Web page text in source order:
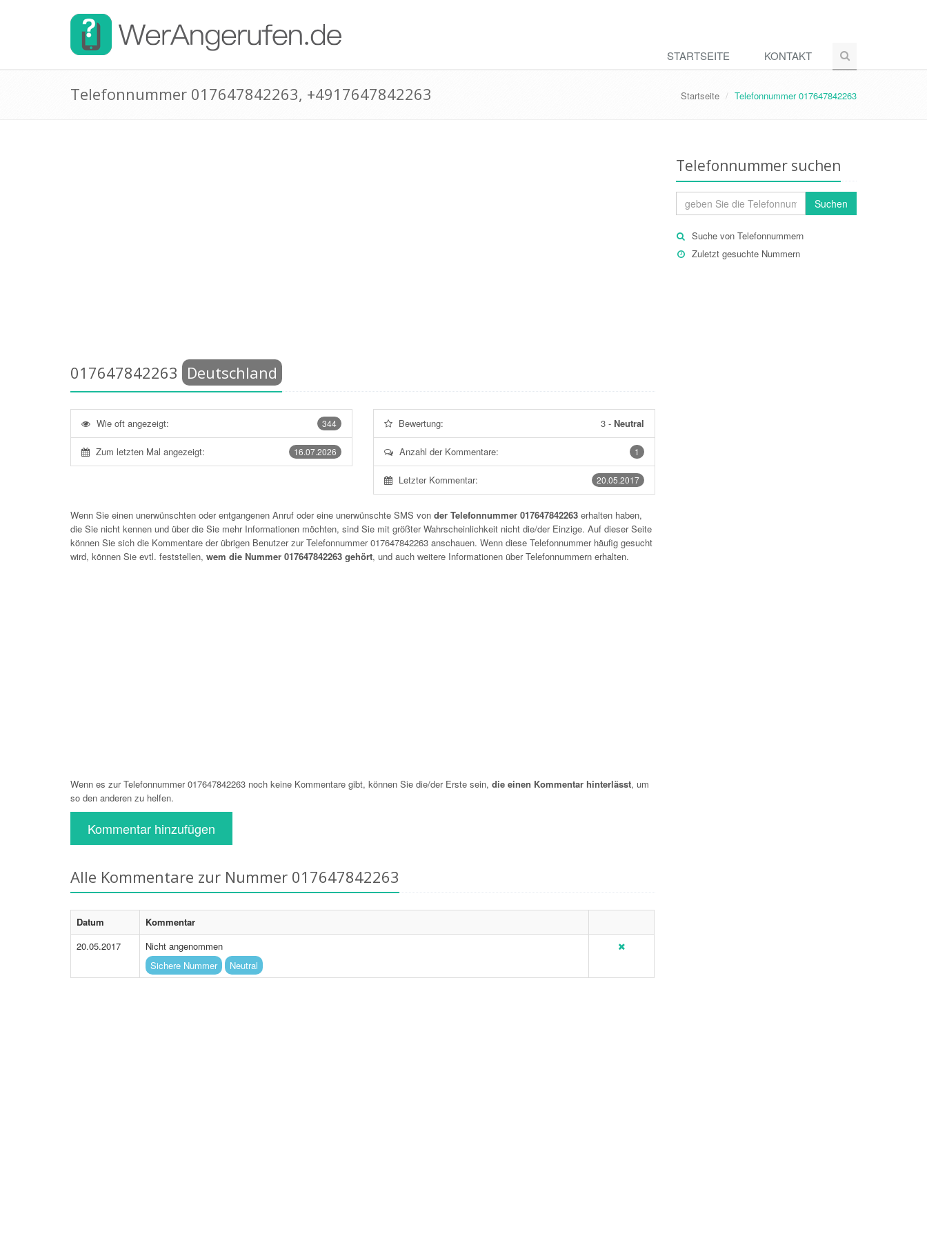
STARTSEITE KONTAKT
Telefonnummer 017647842263, +4917647842263 Startseite Telefonnummer 017647842263
017647842263 Deutschland
344
Wie oft angezeigt:
16.07.2026
Zum letzten Mal angezeigt:
Bewertung: 3- Neutral
1
Anzahl der Kommentare:
20.05.2017
Letzter Kommentar:
Wenn Sie einen unerwünschten oder entgangenen Anruf oder eine unerwünschte SMS von der Telefonnummer 017647842263 erhalten haben,
die Sie nicht kennen und über die Sie mehr Informationen möchten, sind Sie mit größter Wahrscheinlichkeit nicht die/der Einzige. Auf dieser Seite
können Sie sich die Kommentare der übrigen Benutzer zur Telefonnummer017647842263 anschauen. Wenn diese Telefonnummer häufig gesucht
wird, können Sie evtl. feststellen, wem die Nummer 017647842263 gehört, und auch weitere Informationen über Telefonnummern erhalten.
Wenn es zur Telefonnummer 017647842263 noch keine Kommentare gibt, können Sie die/der Erste sein, die einen Kommentar hinterlässt, um
so den anderen zu helfen.
Kommentar hinzufügen
Alle Kommentare zur Nummer 017647842263
Datum
Kommentar
20.05.2017
Nicht angenommen
Sichere Nummer
Neutral
Telefonnummer suchen
Suchen
Suche von Telefonnummern
Zuletzt gesuchte Nummern